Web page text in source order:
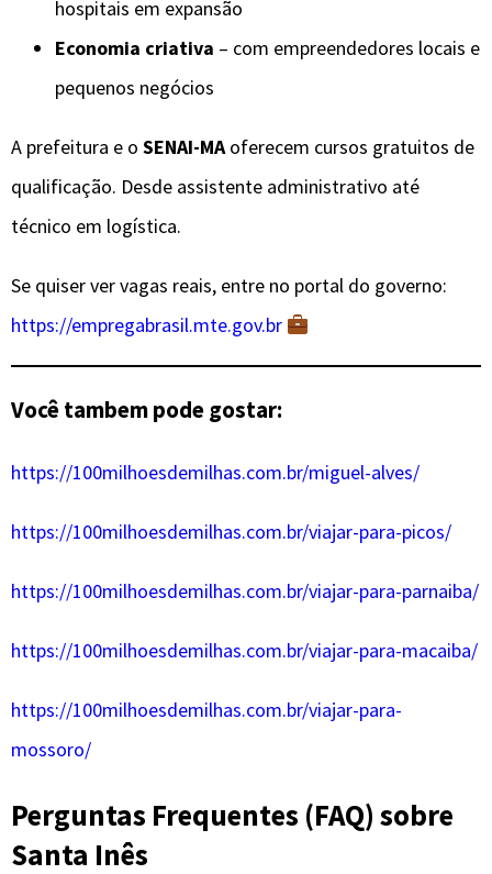
hospitais em expansão
Economia criativa – com empreendedores locais e
pequenos negócios
A prefeitura e o SENAI-MAoferecem cursos gratuitos de
qualificação. Desde assistente administrativo até
técnico em logística.
Se quiser ver vagas reais, entre no portal do governo:
https://empregabrasil.mte.gov.br
Você tambem pode gostar:
https://100milhoesdemilhas.com.br/miguel-alves/
https://100milhoesdemilhas.com.br/viajar-para-picos/
https://100milhoesdemilhas.com.br/viajar-para-parnaiba/
https://100milhoesdemilhas.com.br/viajar-para-macaiba/
https://100milhoesdemilhas.com.br/viajar-para-
mossoro/
Perguntas Frequentes (FAQ) sobre
Santa Inês